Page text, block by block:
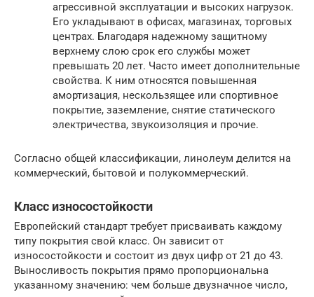
агрессивной эксплуатации и высоких нагрузок.
Его укладывают в офисах, магазинах, торговых
центрах. Благодаря надежному защитному
верхнему слою срок его службы может
превышать 20 лет. Часто имеет дополнительные
свойства. К ним относятся повышенная
амортизация, нескользящее или спортивное
покрытие, заземление, снятие статического
электричества, звукоизоляция и прочие.
Согласно общей классификации, линолеум делится на
коммерческий, бытовой и полукоммерческий.
Класс износостойкости
Европейский стандарт требует присваивать каждому
типу покрытия свой класс. Он зависит от
износостойкости и состоит из двух цифр от 21 до 43.
Выносливость покрытия прямо пропорциональна
указанному значению: чем больше двузначное число,